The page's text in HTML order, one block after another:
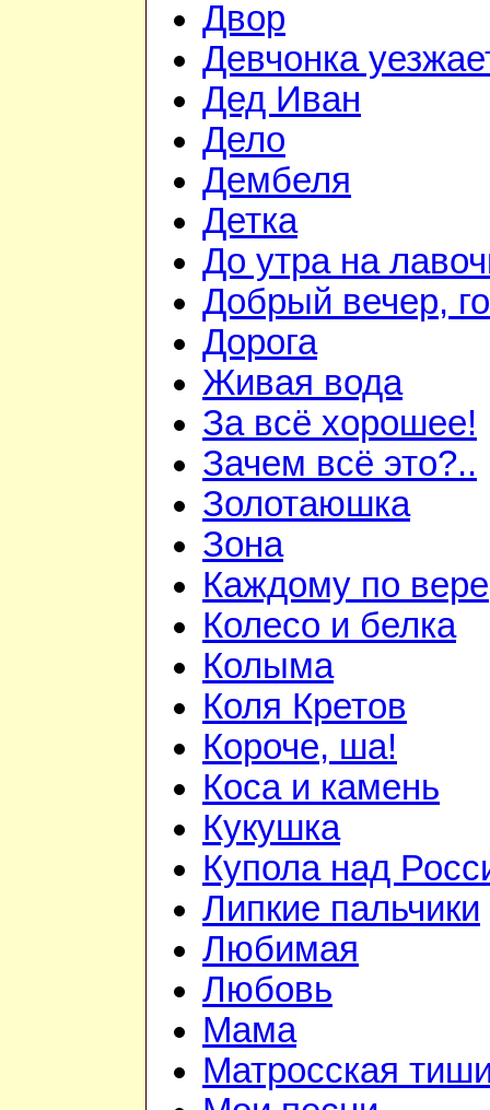
Двор
Девчонка
Дед Иван
Дело
Дембеля
Детка
До утра на
Добрый вечер,
Дорога
Живая вода
За всё хорошее!
Зачем всё это?..
Золотаюшка
Зона
Каждому по вере
Колесо и белка
Колыма
Коля Кретов
Короче, ша!
Коса и камень
Кукушка
Купола над
Липкие пальчики
Любимая
Любовь
Мама
Матросская